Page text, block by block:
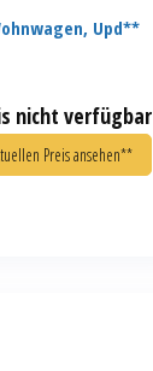
Upd**
nicht verfügbar
Preis ansehen**